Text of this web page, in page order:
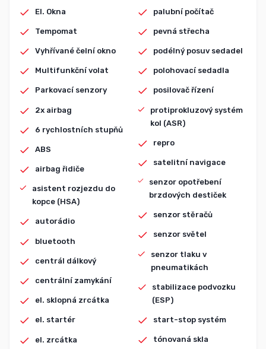
El. Okna
Tempomat
Vyhřívané čelní okno
Multifunkční volat
Parkovací senzory
2x airbag
6 rychlostních stupňů
ABS
airbag řidiče
asistent rozjezdu do
kopce (HSA)
autorádio
bluetooth
centrál dálkový
centrální zamykání
el. sklopná zrcátka
el. startér
el. zrcátka
palubní počítač
pevná střecha
podélný posuv sedadel
polohovací sedadla
posilovač řízení
protiprokluzový systém
kol (ASR)
repro
satelitní navigace
senzor opotřebení
brzdových destiček
senzor stěračů
senzor světel
senzor tlaku v
pneumatikách
stabilizace podvozku
(ESP)
start-stop systém
tónovaná skla